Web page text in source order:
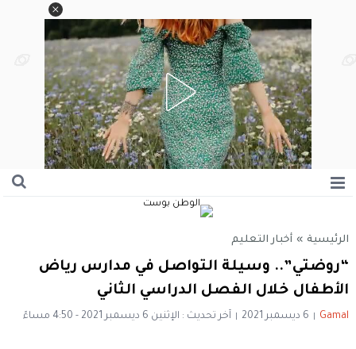
الرئيسية » أخبار التعليم
“روضتي”.. وسيلة التواصل في مدارس رياض
الأطفال خلال الفصل الدراسي الثاني
Gamal 6 ديسمبر 2021 آخر تحديث : الإثنين 6 ديسمبر 2021 - 4:50 مساءً